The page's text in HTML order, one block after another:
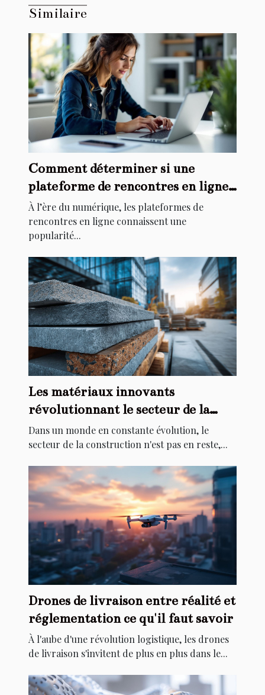
Similaire
Comment déterminer si une
plateforme de rencontres en ligne
est sérieuse ?
À l’ère du numérique, les plateformes de
rencontres en ligne connaissent une
popularité...
Les matériaux innovants
révolutionnant le secteur de la
construction
Dans un monde en constante évolution, le
secteur de la construction n'est pas en reste,...
Drones de livraison entre réalité et
réglementation ce qu'il faut savoir
À l'aube d'une révolution logistique, les drones
de livraison s'invitent de plus en plus dans le...